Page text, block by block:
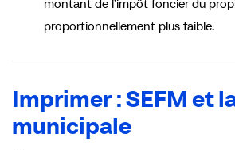
montant de l’impôt foncier du
proportionnellement plus faible.
Imprimer : SEFM et
municipale